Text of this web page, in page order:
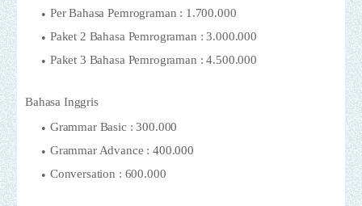
Per Bahasa Pemrograman : 1.700.000
Paket 2 Bahasa Pemrograman : 3.000.000
Paket 3 Bahasa Pemrograman : 4.500.000
Bahasa Inggris
Grammar Basic : 300.000
Grammar Advance : 400.000
Conversation : 600.000